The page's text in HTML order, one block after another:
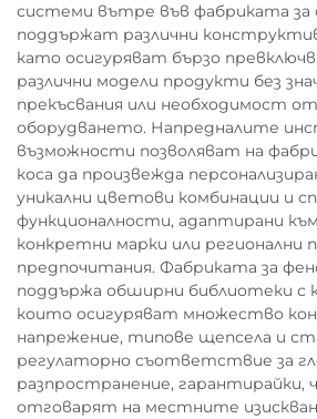
системи вътре във фабриката за
поддържат различни
като осигуряват бързо
различни модели продукти без
прекъсвания или необходимост
оборудването. Напредналите
възможности позволяват на
коса да произвежда
уникални цветови комбинации и
функционалности, адаптирани
конкретни марки или регионални
предпочитания. Фабриката за
поддържа обширни библиотеки с
които осигуряват множество
напрежение, типове щепсела и
регулаторно съответствие за
разпространение,
отговарят на местните